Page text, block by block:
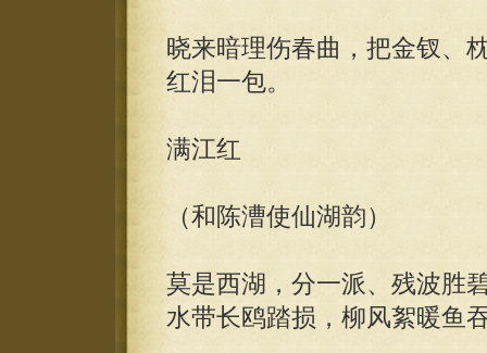
晓来暗理伤春曲，把金钗、
红泪一包。
满江红
（和陈漕使仙湖韵）
莫是西湖，分一派、残波胜
水带长鸥踏损，柳风絮暖鱼